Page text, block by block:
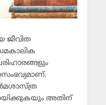
ജീവിത
അതിന്